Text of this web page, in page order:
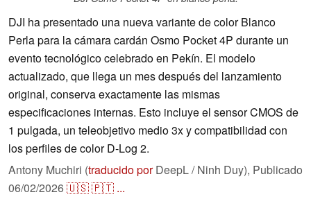
DJI ha presentado una nueva variante de color Blanco
Perla para la cámara cardán Osmo Pocket 4P durante un
evento tecnológico celebrado en Pekín. El modelo
actualizado, que llega un mes después del lanzamiento
original, conserva exactamente las mismas
especificaciones internas. Esto incluye el sensor CMOS de
1 pulgada, un teleobjetivo medio 3x y compatibilidad con
los perfiles de color D-Log 2.
Antony Muchiri (traducido porDeepL / Ninh Duy), Publicado
06/02/2026🇺🇸🇵🇹 ...